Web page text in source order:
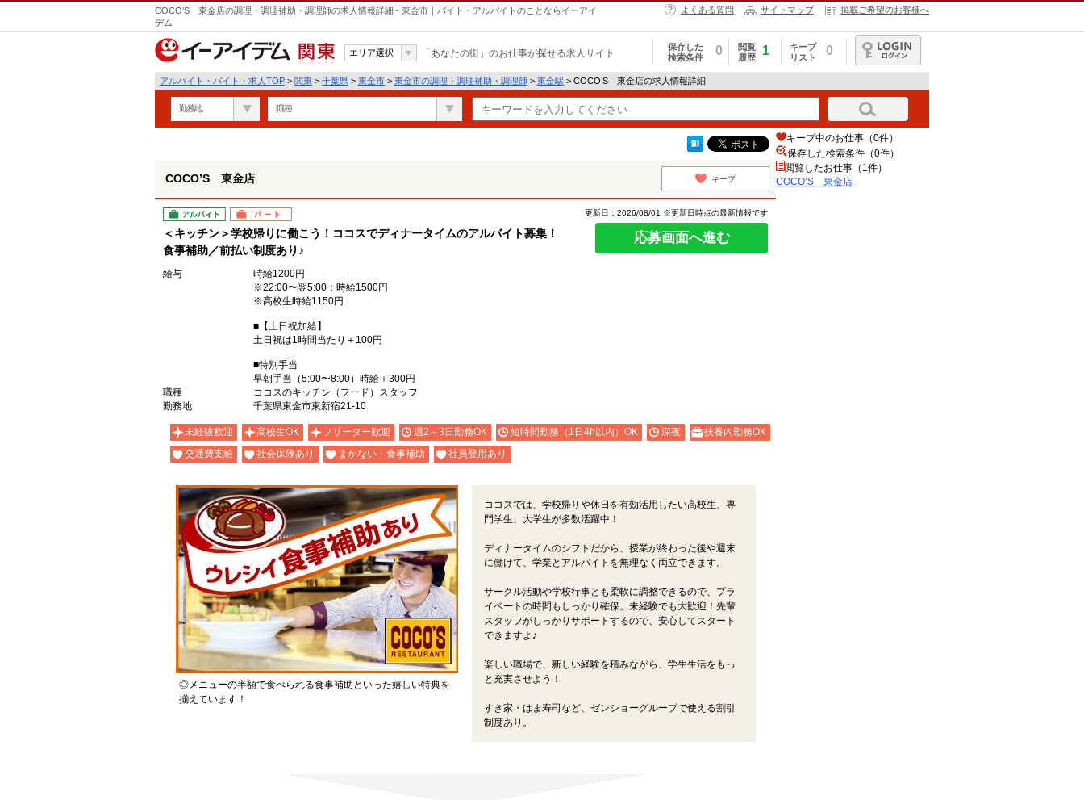
COCO’S 東金店の調理・調理補助・調理師の求人情報詳細 - 東金市｜バイト・アルバイトのことならイーアイ
デム
よくある質問 サイトマップ 掲載ご希望のお客様へ
関東
エリア選択 「あなたの街」のお仕事が探せる求人サイト
保存した
検索条件
0
閲覧
履歴
1
キープ
リスト
0
ログイン
アルバイト・バイト・求人TOP > 関東 > 千葉県 > 東金市 > 東金市の調理・調理補助・調理師 > 東金駅 > COCO’S 東金店の求人情報詳細
勤務地 職種
COCO’S 東金店 キープ
アルバイト パート
＜キッチン＞学校帰りに働こう！ココスでディナータイムのアルバイト募集！
食事補助／前払い制度あり♪
更新日：2026/08/01 ※更新日時点の最新情報です
応募画面へ進む
給与
時給1200円
※22:00〜翌5:00：時給1500円
※高校生時給1150円
■【土日祝加給】
土日祝は1時間当たり＋100円
■特別手当
早朝手当（5:00〜8:00）時給＋300円
職種
ココスのキッチン（フード）スタッフ
勤務地
千葉県東金市東新宿21-10
未経験歓迎 高校生OK フリーター歓迎 週2～3日勤務OK 短時間勤務（1日4h以内）OK 深夜
扶養内勤務OK
交通費支給
社会保険あり まかない・食事補助 社員登用あり
◎メニューの半額で食べられる食事補助といった嬉しい特典を
揃えています！
ココスでは、学校帰りや休日を有効活用したい高校生、専
門学生、大学生が多数活躍中！
ディナータイムのシフトだから、授業が終わった後や週末
に働けて、学業とアルバイトを無理なく両立できます。
サークル活動や学校行事とも柔軟に調整できるので、プラ
イベートの時間もしっかり確保。未経験でも大歓迎！先輩
スタッフがしっかりサポートするので、安心してスタート
できますよ♪
楽しい職場で、新しい経験を積みながら、学生生活をもっ
と充実させよう！
すき家・はま寿司など、ゼンショーグループで使える割引
制度あり。
キープ中のお仕事（0件）
保存した検索条件（0件）
閲覧したお仕事（1件）
COCO’S 東金店